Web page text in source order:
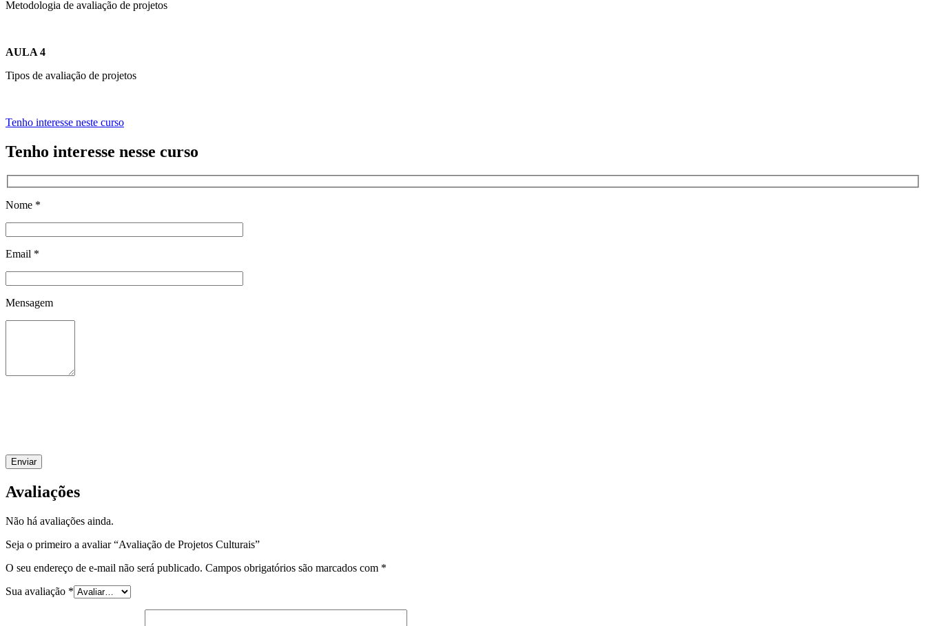
Metodologia de avaliação de projetos
AULA 4
Tipos de avaliação de projetos
Tenho interesse neste curso
Tenho interesse nesse curso
Nome *
Email *
Mensagem
Avaliações
Não há avaliações ainda.
Seja o primeiro a avaliar “Avaliação de Projetos Culturais”
O seu endereço de e-mail não será publicado. Campos obrigatórios são marcados com *
Sua avaliação *